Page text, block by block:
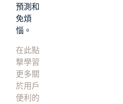
預測和
免煩
惱。
在此點
撃學習
更多關
於用戶
便利的